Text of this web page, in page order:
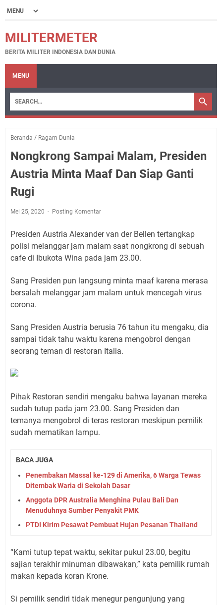
MILITERMETER
BERITA MILITER INDONESIA DAN DUNIA
MENU
Beranda / Ragam Dunia
Nongkrong Sampai Malam, Presiden
Austria Minta Maaf Dan Siap Ganti
Rugi
Mei 25, 2020 Posting Komentar
Presiden Austria Alexander van der Bellen tertangkap
polisi melanggar jam malam saat nongkrong di sebuah
cafe di Ibukota Wina pada jam 23.00.
Sang Presiden pun langsung minta maaf karena merasa
bersalah melanggar jam malam untuk mencegah virus
corona.
Sang Presiden Austria berusia 76 tahun itu mengaku, dia
sampai tidak tahu waktu karena mengobrol dengan
seorang teman di restoran Italia.
Pihak Restoran sendiri mengaku bahwa layanan mereka
sudah tutup pada jam 23.00. Sang Presiden dan
temanya mengobrol di teras restoran meskipun pemilik
sudah mematikan lampu.
BACA JUGA
Penembakan Massal ke-129 di Amerika, 6 Warga Tewas
Ditembak Waria di Sekolah Dasar
Anggota DPR Australia Menghina Pulau Bali Dan
Menuduhnya Sumber Penyakit PMK
PTDI Kirim Pesawat Pembuat Hujan Pesanan Thailand
“Kami tutup tepat waktu, sekitar pukul 23.00, begitu
sajian terakhir minuman dibawakan,” kata pemilik rumah
makan kepada koran Krone.
Si pemilik sendiri tidak menegur pengunjung yang